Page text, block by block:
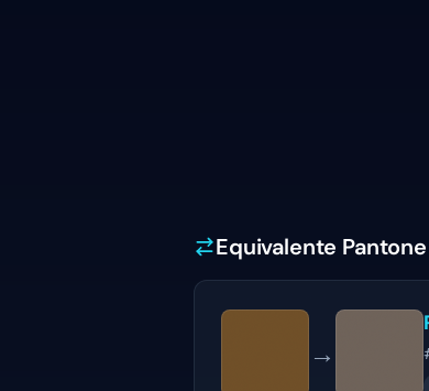
Equivalente
→